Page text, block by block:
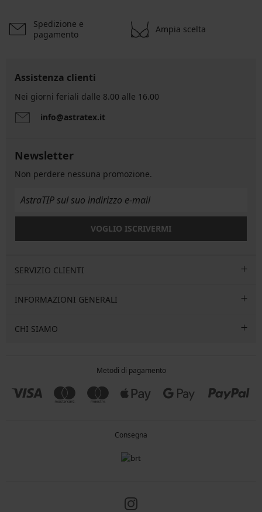
Spedizione e
pagamento
Ampia scelta
Assistenza clienti
Nei giorni feriali dalle 8.00 alle 16.00
info@astratex.it
Newsletter
Non perdere nessuna promozione.
VOGLIO ISCRIVERMI
SERVIZIO CLIENTI
INFORMAZIONI GENERALI
CHI SIAMO
Metodi di pagamento
Consegna